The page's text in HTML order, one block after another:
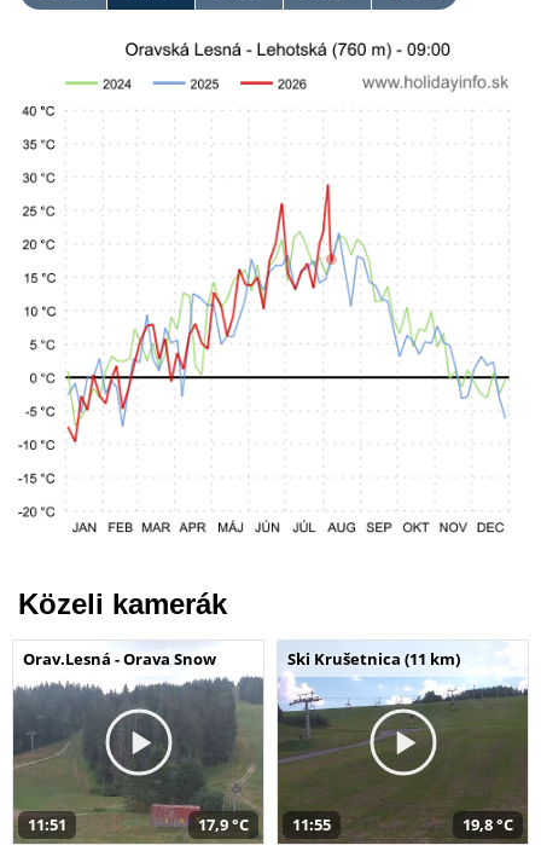
Közeli kamerák
Orav.Lesná - Orava Snow
11:51 17,9 °C
Ski Krušetnica (11 km)
11:55 19,8 °C